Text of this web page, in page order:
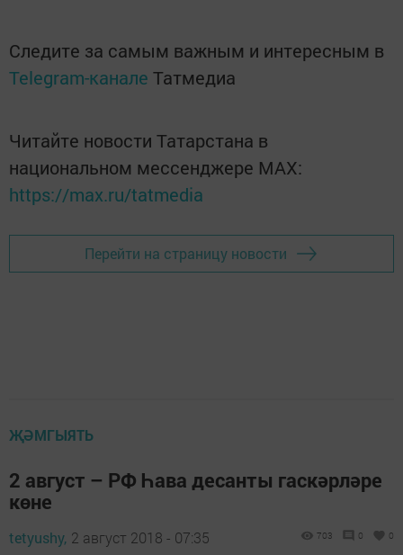
Следите за самым важным и интересным в
Telegram-канале Татмедиа
Читайте новости Татарстана в
национальном мессенджере MАХ:
https://max.ru/tatmedia
Перейти на страницу новости
ҖӘМГЫЯТЬ
2 август – РФ Һава десанты гаскәрләре
көне
tetyushy, 2 август 2018 - 07:35 703 0 0